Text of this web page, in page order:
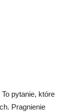
pytanie, które
Pragnienie